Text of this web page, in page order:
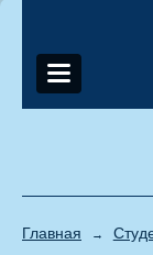
Главная →